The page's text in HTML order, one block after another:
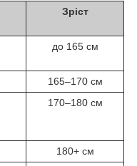
Зріст
до 165 см
165–170 см
170–180 см
180+ см